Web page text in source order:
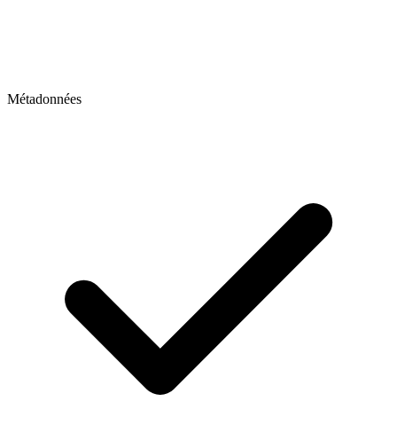
Métadonnées